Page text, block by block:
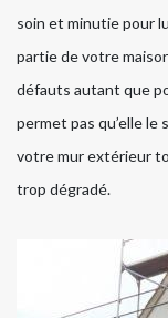
soin et minutie pour
partie de votre
défauts autant que
permet pas qu’elle le
votre mur extérieur
trop dégradé.